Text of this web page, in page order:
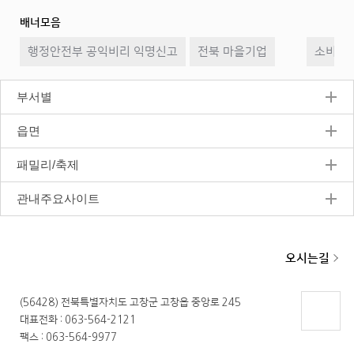
배너모음
시
지
음
행정안전부 공익비리 익명신고 전북 마을기업 소비자
부서별
읍면
패밀리/축제
관내주요사이트
(56428) 전북특별자치도 고창군 고창읍 중앙로 245
대표전화 : 063-564-2121
팩스 : 063-564-9977
오시는길